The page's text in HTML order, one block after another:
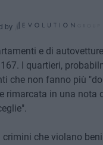
by
e di
I quartieri,
che non fanno più
rimarcata in una nota
che violano